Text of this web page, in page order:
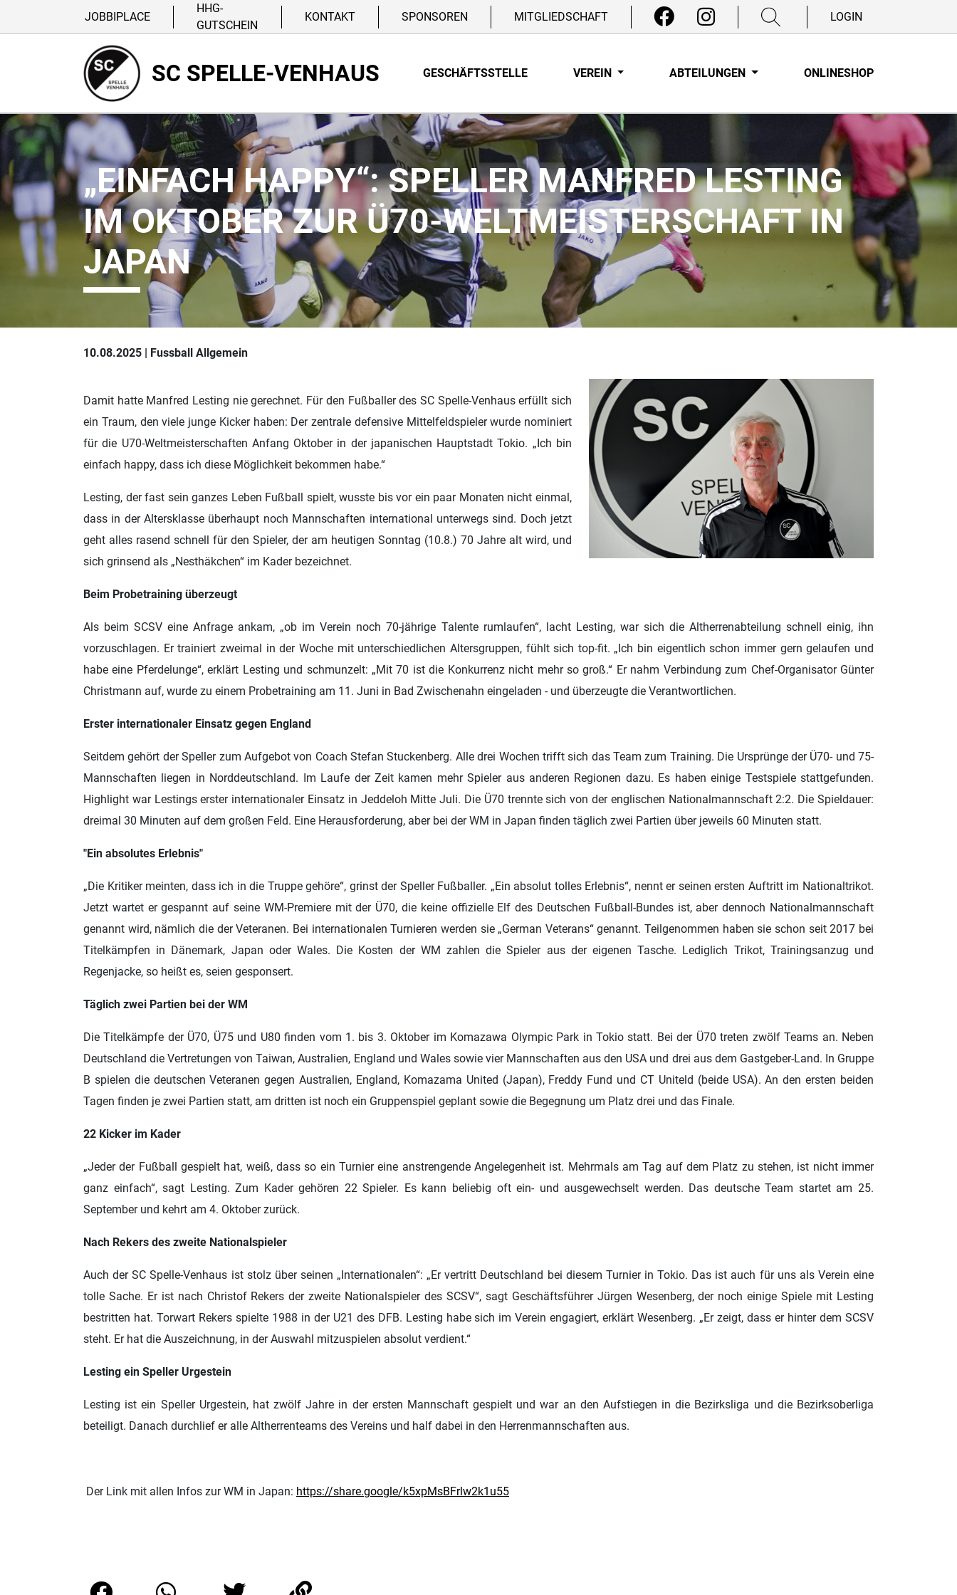
JOBBIPLACE
HHG-
GUTSCHEIN
KONTAKT SPONSOREN MITGLIEDSCHAFT LOGIN
SC SPELLE-VENHAUS GESCHÄFTSSTELLE VEREIN ABTEILUNGEN ONLINESHOP
„EINFACH HAPPY“: SPELLER MANFRED LESTING
IM OKTOBER ZUR Ü70-WELTMEISTERSCHAFT IN
JAPAN
10.08.2025 | Fussball Allgemein
Damit hatte Manfred Lesting nie gerechnet. Für den Fußballer des SC Spelle-Venhaus erfüllt sich
ein Traum, den viele junge Kicker haben: Der zentrale defensive Mittelfeldspieler wurde nominiert
für die U70-Weltmeisterschaften Anfang Oktober in der japanischen Hauptstadt Tokio. „Ich bin
einfach happy, dass ich diese Möglichkeit bekommen habe.“
Lesting, der fast sein ganzes Leben Fußball spielt, wusste bis vor ein paar Monaten nicht einmal,
dass in der Altersklasse überhaupt noch Mannschaften international unterwegs sind. Doch jetzt
geht alles rasend schnell für den Spieler, der am heutigen Sonntag (10.8.) 70 Jahre alt wird, und
sich grinsend als „Nesthäkchen“ im Kader bezeichnet.
Beim Probetraining überzeugt
Als beim SCSV eine Anfrage ankam, „ob im Verein noch 70-jährige Talente rumlaufen“, lacht Lesting, war sich die Altherrenabteilung schnell einig, ihn
vorzuschlagen. Er trainiert zweimal in der Woche mit unterschiedlichen Altersgruppen, fühlt sich top-fit. „Ich bin eigentlich schon immer gern gelaufen und
habe eine Pferdelunge“, erklärt Lesting und schmunzelt: „Mit 70 ist die Konkurrenz nicht mehr so groß.“ Er nahm Verbindung zum Chef-Organisator Günter
Christmann auf, wurde zu einem Probetraining am 11. Juni in Bad Zwischenahn eingeladen - und überzeugte die Verantwortlichen.
Erster internationaler Einsatz gegen England
Seitdem gehört der Speller zum Aufgebot von Coach Stefan Stuckenberg. Alle drei Wochen trifft sich das Team zum Training. Die Ursprünge der Ü70- und 75-
Mannschaften liegen in Norddeutschland. Im Laufe der Zeit kamen mehr Spieler aus anderen Regionen dazu. Es haben einige Testspiele stattgefunden.
Highlight war Lestings erster internationaler Einsatz in Jeddeloh Mitte Juli. Die Ü70 trennte sich von der englischen Nationalmannschaft 2:2. Die Spieldauer:
dreimal 30 Minuten auf dem großen Feld. Eine Herausforderung, aber bei der WM in Japan finden täglich zwei Partien über jeweils 60 Minuten statt.
"Ein absolutes Erlebnis"
„Die Kritiker meinten, dass ich in die Truppe gehöre“, grinst der Speller Fußballer. „Ein absolut tolles Erlebnis“, nennt er seinen ersten Auftritt im Nationaltrikot.
Jetzt wartet er gespannt auf seine WM-Premiere mit der Ü70, die keine offizielle Elf des Deutschen Fußball-Bundes ist, aber dennoch Nationalmannschaft
genannt wird, nämlich die der Veteranen. Bei internationalen Turnieren werden sie „German Veterans“ genannt. Teilgenommen haben sie schon seit 2017 bei
Titelkämpfen in Dänemark, Japan oder Wales. Die Kosten der WM zahlen die Spieler aus der eigenen Tasche. Lediglich Trikot, Trainingsanzug und
Regenjacke, so heißt es, seien gesponsert.
Täglich zwei Partien bei der WM
Die Titelkämpfe der Ü70, Ü75 und U80 finden vom 1. bis 3. Oktober im Komazawa Olympic Park in Tokio statt. Bei der Ü70 treten zwölf Teams an. Neben
Deutschland die Vertretungen von Taiwan, Australien, England und Wales sowie vier Mannschaften aus den USA und drei aus dem Gastgeber-Land. In Gruppe
B spielen die deutschen Veteranen gegen Australien, England, Komazama United (Japan), Freddy Fund und CT Uniteld (beide USA). An den ersten beiden
Tagen finden je zwei Partien statt, am dritten ist noch ein Gruppenspiel geplant sowie die Begegnung um Platz drei und das Finale.
22 Kicker im Kader
„Jeder der Fußball gespielt hat, weiß, dass so ein Turnier eine anstrengende Angelegenheit ist. Mehrmals am Tag auf dem Platz zu stehen, ist nicht immer
ganz einfach“, sagt Lesting. Zum Kader gehören 22 Spieler. Es kann beliebig oft ein- und ausgewechselt werden. Das deutsche Team startet am 25.
September und kehrt am 4. Oktober zurück.
Nach Rekers des zweite Nationalspieler
Auch der SC Spelle-Venhaus ist stolz über seinen „Internationalen“: „Er vertritt Deutschland bei diesem Turnier in Tokio. Das ist auch für uns als Verein eine
tolle Sache. Er ist nach Christof Rekers der zweite Nationalspieler des SCSV“, sagt Geschäftsführer Jürgen Wesenberg, der noch einige Spiele mit Lesting
bestritten hat. Torwart Rekers spielte 1988 in der U21 des DFB. Lesting habe sich im Verein engagiert, erklärt Wesenberg. „Er zeigt, dass er hinter dem SCSV
steht. Er hat die Auszeichnung, in der Auswahl mitzuspielen absolut verdient.“
Lesting ein Speller Urgestein
Lesting ist ein Speller Urgestein, hat zwölf Jahre in der ersten Mannschaft gespielt und war an den Aufstiegen in die Bezirksliga und die Bezirksoberliga
beteiligt. Danach durchlief er alle Altherrenteams des Vereins und half dabei in den Herrenmannschaften aus.
Der Link mit allen Infos zur WM in Japan: https://share.google/k5xpMsBFrlw2k1u55